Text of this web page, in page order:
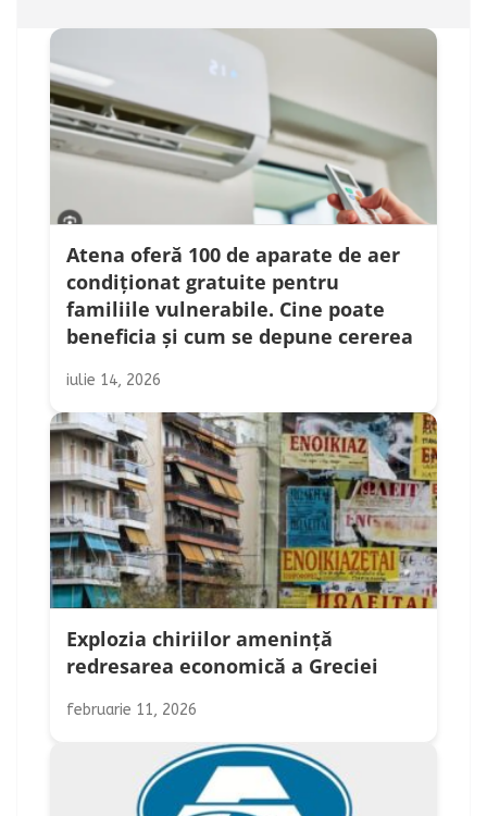
Atena oferă 100 de aparate de aer
condiționat gratuite pentru
familiile vulnerabile. Cine poate
beneficia și cum se depune cererea
iulie 14, 2026
Explozia chiriilor amenință
redresarea economică a Greciei
februarie 11, 2026